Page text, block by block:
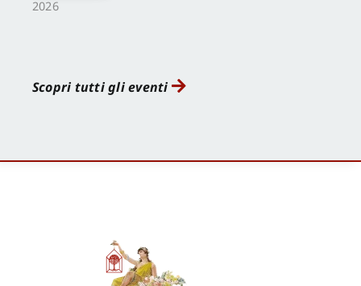
2026
Scopri tutti gli eventi